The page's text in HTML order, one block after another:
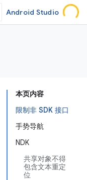
Android Studio
本页内容
限制非 SDK 接口
手势导航
NDK
共享对象不得
包含文本重定
位